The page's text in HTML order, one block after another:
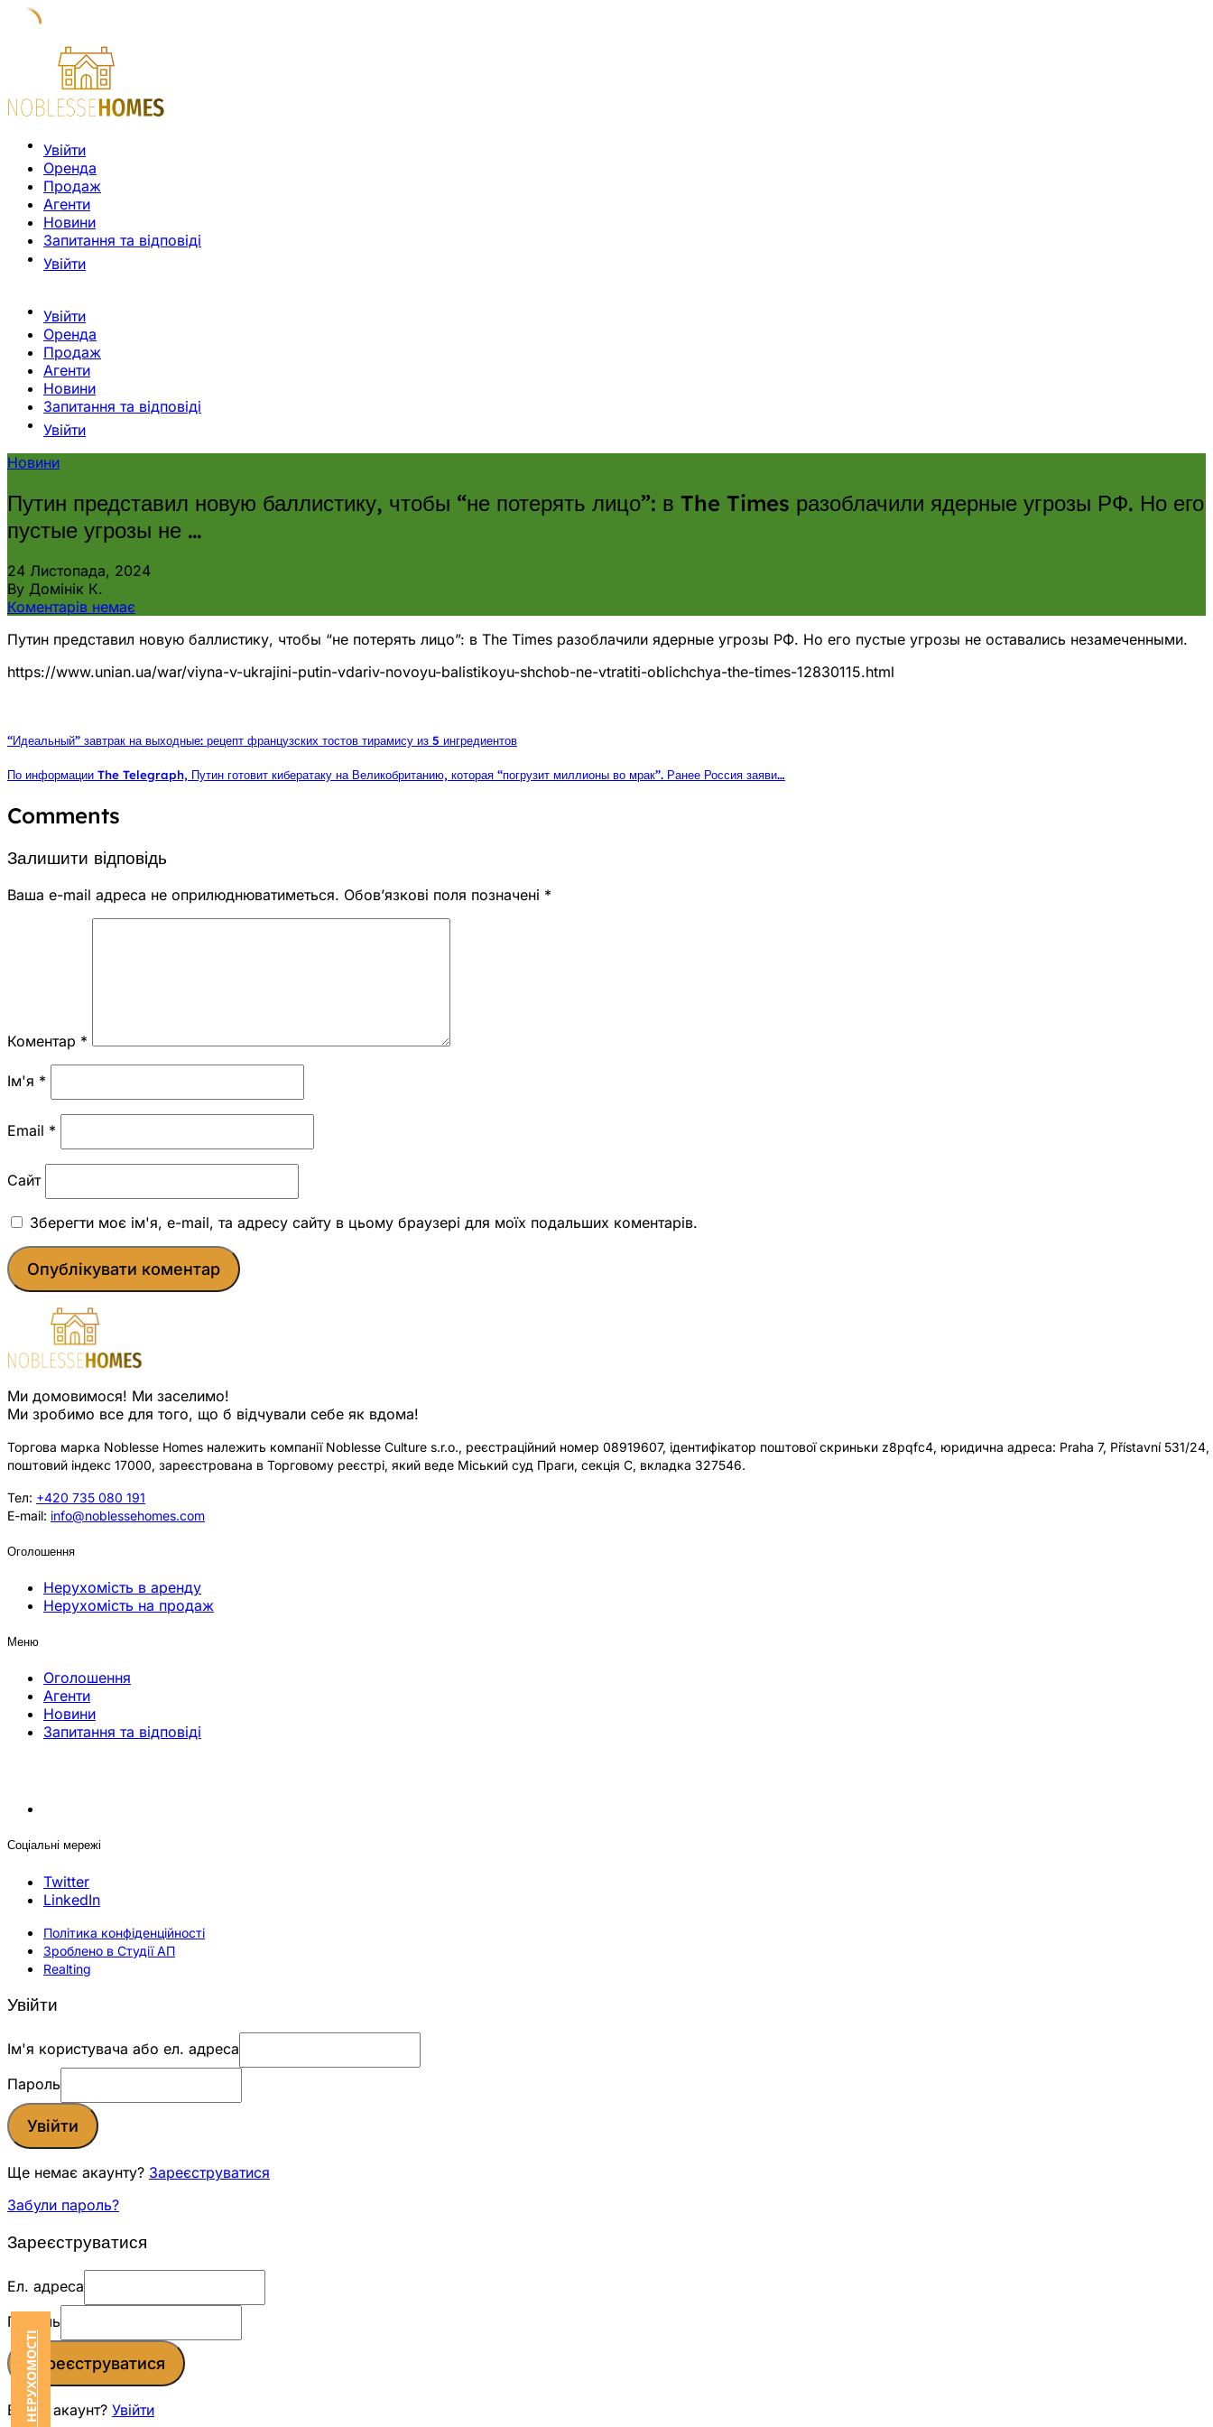
Увійти
Оренда
Продаж
Агенти
Новини
Запитання та відповіді
Увійти
Увійти
Оренда
Продаж
Агенти
Новини
Запитання та відповіді
Увійти
Новини
Путин представил новую баллистику, чтобы “не потерять лицо”: в The Times разоблачили ядерные угрозы РФ. Но его
пустые угрозы не …
24 Листопада, 2024
By Домінік К.
Коментарів немає
Путин представил новую баллистику, чтобы “не потерять лицо”: в The Times разоблачили ядерные угрозы РФ. Но его пустые угрозы не оставались незамеченными.
https://www.unian.ua/war/viyna-v-ukrajini-putin-vdariv-novoyu-balistikoyu-shchob-ne-vtratiti-oblichchya-the-times-12830115.html
“Идеальный” завтрак на выходные: рецепт французских тостов тирамису из 5 ингредиентов
По информации The Telegraph, Путин готовит кибератаку на Великобританию, которая “погрузит миллионы во мрак”. Ранее Россия заяви…
Comments
Залишити відповідь
Ваша e-mail адреса не оприлюднюватиметься. Обов’язкові поля позначені *
Коментар *
Ім'я *
Email *
Сайт
Зберегти моє ім'я, e-mail, та адресу сайту в цьому браузері для моїх подальших коментарів.
Ми домовимося! Ми заселимо!
Ми зробимо все для того, що б відчували себе як вдома!
Торгова марка Noblesse Homes належить компанії Noblesse Culture s.r.o., реєстраційний номер 08919607, ідентифікатор поштової скриньки z8pqfc4, юридична адреса: Praha 7, Přístavní 531/24,
поштовий індекс 17000, зареєстрована в Торговому реєстрі, який веде Міський суд Праги, секція C, вкладка 327546.
Тел: +420 735 080 191
E-mail: info@noblessehomes.com
Оголошення
Нерухомість в аренду
Нерухомість на продаж
Меню
Оголошення
Агенти
Новини
Запитання та відповіді
Соціальні мережі
Twitter
LinkedIn
Політика конфіденційності
Зроблено в Студії АП
Realting
Увійти
Ім'я користувача або ел. адреса
Пароль
Увійти
Ще немає акаунту? Зареєструватися
Забули пароль?
Зареєструватися
Ел. адреса
Пароль
Зареєструватися
Вже є акаунт? Увійти